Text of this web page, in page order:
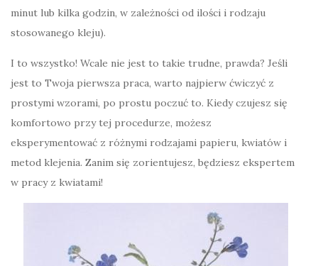
minut lub kilka godzin, w zależności od ilości i rodzaju
stosowanego kleju).
I to wszystko! Wcale nie jest to takie trudne, prawda? Jeśli
jest to Twoja pierwsza praca, warto najpierw ćwiczyć z
prostymi wzorami, po prostu poczuć to. Kiedy czujesz się
komfortowo przy tej procedurze, możesz
eksperymentować z różnymi rodzajami papieru, kwiatów i
metod klejenia. Zanim się zorientujesz, będziesz ekspertem
w pracy z kwiatami!